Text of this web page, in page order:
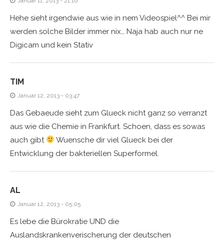
Hehe sieht irgendwie aus wie in nem Videospiel^^ Bei mir
werden solche Bilder immer nix… Naja hab auch nur ne
Digicam und kein Stativ
TIM
Januar 12, 2013 - 03:47
Das Gebaeude sieht zum Glueck nicht ganz so verranzt
aus wie die Chemie in Frankfurt. Schoen, dass es sowas
auch gibt
Wuensche dir viel Glueck bei der
Entwicklung der bakteriellen Superformel.
AL
Januar 12, 2013 - 05:05
Es lebe die Bürokratie UND die
Auslandskrankenverischerung der deutschen